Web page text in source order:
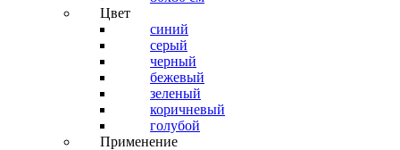
Цвет
синий
серый
черный
бежевый
зеленый
коричневый
голубой
Применение